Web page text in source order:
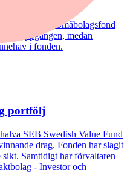
fick Spiltan Småbolagsfond
till uppgången, medan
i fonden.
portfölj
SEB Swedish Value Fund
drag. Fonden har slagit
Samtidigt har förvaltaren
- Investor och